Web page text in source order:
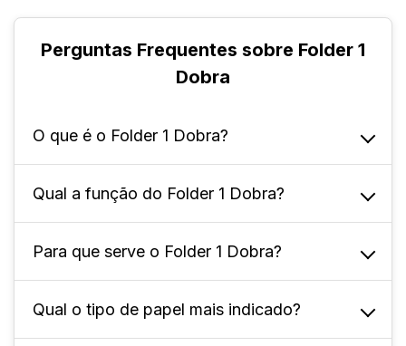
Perguntas Frequentes sobre Folder 1
Dobra
O que é o Folder 1 Dobra?
É um material gráfico muito utilizado para
divulgação de informações, produtos ou
serviços. Ele consiste em uma folha de papel
Qual a função do Folder 1 Dobra?
Tem como principal função transmitir
informações de maneira clara e objetiva. Ele
é utilizado principalmente em campanhas de
Para que serve o Folder 1 Dobra?
Para atrair a atenção do público, despertar o
interesse sobre um produto, serviço ou
Qual o tipo de papel mais indicado?